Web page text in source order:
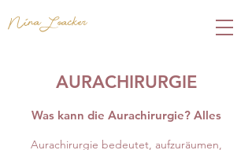
Nina Loacker
AURACHIRURGIE
Was kann die Aurachirurgie? Alles
Aurachirurgie bedeutet, aufzuräumen,